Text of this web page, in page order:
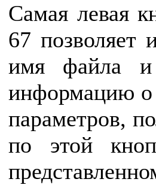
Самая левая
67 позволяет
имя файла и
информацию о
параметров,
по этой